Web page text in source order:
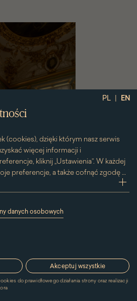
PL | EN
(cookies), dzięki którym nasz serwis
kliknij „Ustawienia”. W każdej
preferencje, a także cofnąć zgodę na
to zrobić, klikając na podstronę
stopce.
stronę aktywujesz zgodę na
suwak w lewą stronę
danych osobowych
do prawidłowego działania strony oraz realizacji
Akceptuj wszystkie